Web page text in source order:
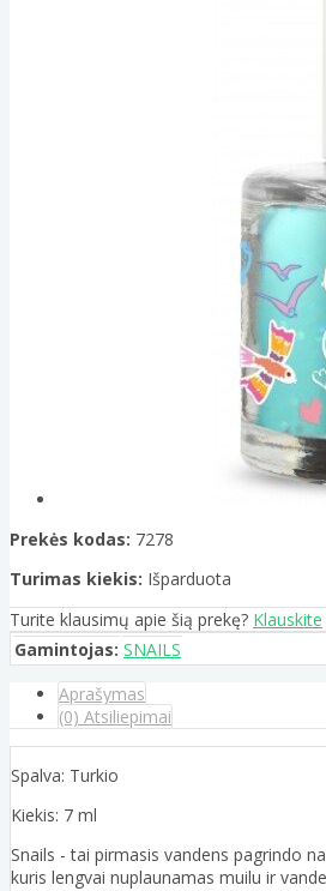
Prekės kodas: 7278
Turimas kiekis: Išparduota
Turite klausimų apie šią prekę? Klauskite
Gamintojas: SNAILS
Aprašymas
(0) Atsiliepimai
Spalva: Turkio
Kiekis: 7 ml
Snails - tai pirmasis vandens pagrindo
kuris lengvai nuplaunamas muilu ir